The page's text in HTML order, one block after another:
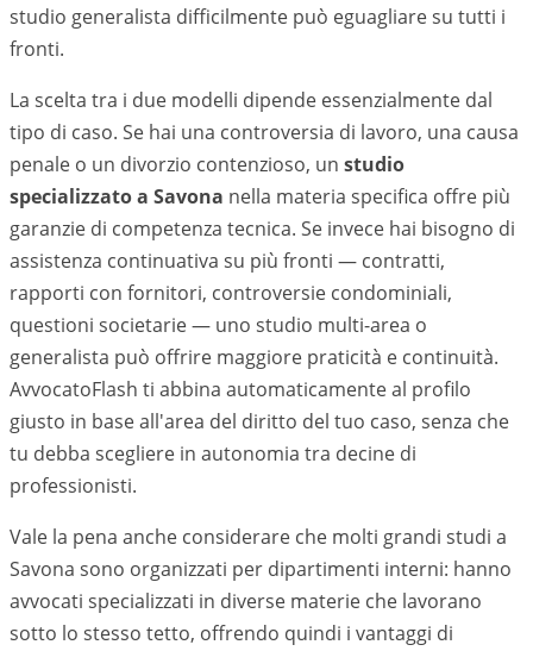
studio generalista difficilmente può eguagliare su tutti i
fronti.
La scelta tra i due modelli dipende essenzialmente dal
tipo di caso. Se hai una controversia di lavoro, una causa
penale o un divorzio contenzioso, un studio
specializzato a Savona nella materia specifica offre più
garanzie di competenza tecnica. Se invece hai bisogno di
assistenza continuativa su più fronti — contratti,
rapporti con fornitori, controversie condominiali,
questioni societarie — uno studio multi-area o
generalista può offrire maggiore praticità e continuità.
AvvocatoFlash ti abbina automaticamente al profilo
giusto in base all'area del diritto del tuo caso, senza che
tu debba scegliere in autonomia tra decine di
professionisti.
Vale la pena anche considerare che molti grandi studi a
Savona sono organizzati per dipartimenti interni: hanno
avvocati specializzati in diverse materie che lavorano
sotto lo stesso tetto, offrendo quindi i vantaggi di